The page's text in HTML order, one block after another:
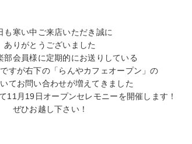
も寒い中ご来店いただき誠に
ありがとうございました
部会員様に定期的にお送りしている
ですが右下の「らんやカフェオープン」の
てお問い合わせが増えてきました
11月19日オープンセレモニーを開催します！
ぜひお越し下さい！